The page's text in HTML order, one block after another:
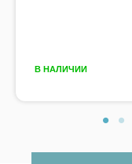
В НАЛИЧИИ